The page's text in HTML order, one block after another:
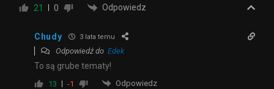
21 0 Odpowiedz
Chudy 3 lata temu
Odpowiedź do Edek
To są grube tematy!
13 -1 Odpowiedz